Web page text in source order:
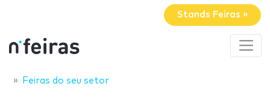
Stands Feiras »
Feiras do seu setor